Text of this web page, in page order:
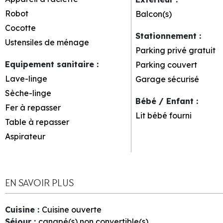
Robot
Cocotte
Ustensiles de ménage
Equipement sanitaire :
Lave-linge
Sèche-linge
Fer à repasser
Table à repasser
Aspirateur
Balcon(s)
Stationnement :
Parking privé gratuit
Parking couvert
Garage sécurisé
Bébé / Enfant :
Lit bébé fourni
EN SAVOIR PLUS
Cuisine : Cuisine ouverte